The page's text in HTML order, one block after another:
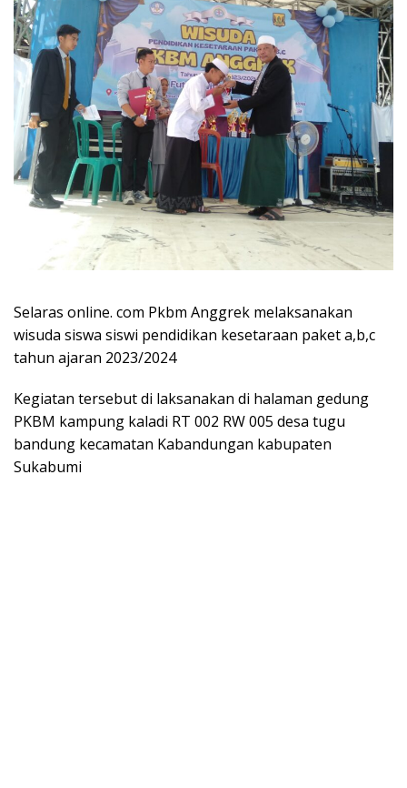
Selaras online. com Pkbm Anggrek melaksanakan
wisuda siswa siswi pendidikan kesetaraan paket a,b,c
tahun ajaran 2023/2024
Kegiatan tersebut di laksanakan di halaman gedung
PKBM kampung kaladi RT 002 RW 005 desa tugu
bandung kecamatan Kabandungan kabupaten
Sukabumi